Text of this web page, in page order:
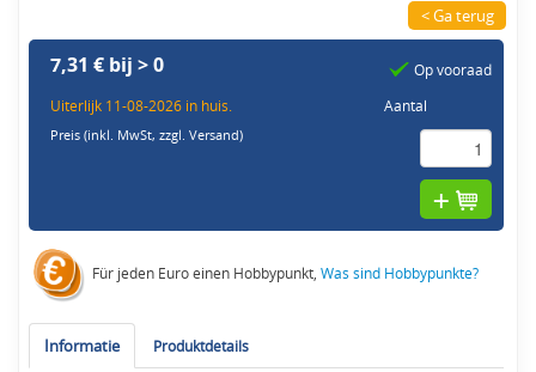
< Ga terug
7,31 € bij > 0
Uiterlijk 11-08-2026 in huis.
Preis (inkl. MwSt,zzgl. Versand)
Op vooraad
Aantal
Für jeden Euro einen Hobbypunkt,Was sind Hobbypunkte?
Informatie Produktdetails